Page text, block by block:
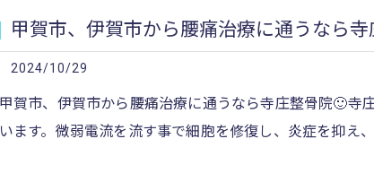
甲賀市、伊賀市から腰痛治療に通うなら
2024/10/29
甲賀市、伊賀市から腰痛治療に通うなら寺庄整骨院🙂寺
います。微弱電流を流す事で細胞を修復し、炎症を抑え